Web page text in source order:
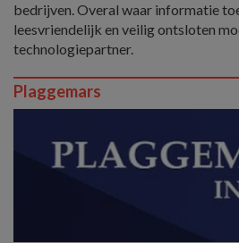
bedrijven. Overal waar informatie
leesvriendelijk en veilig ontsloten
technologiepartner.
Plaggemars